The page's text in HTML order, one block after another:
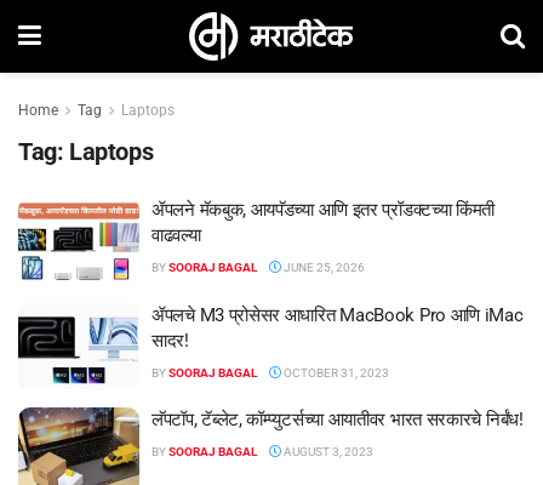
Home Tag Laptops
Tag: Laptops
ॲपलने मॅकबुक, आयपॅडच्या आणि इतर प्रॉडक्टच्या किंमती
वाढवल्या
BYSOORAJ BAGAL JUNE 25, 2026
ॲपलचे M3 प्रोसेसर आधारित MacBook Pro आणि iMac
सादर!
BYSOORAJ BAGAL OCTOBER 31, 2023
लॅपटॉप, टॅब्लेट, कॉम्प्युटर्सच्या आयातीवर भारत सरकारचे निर्बंध!
BYSOORAJ BAGAL AUGUST 3, 2023